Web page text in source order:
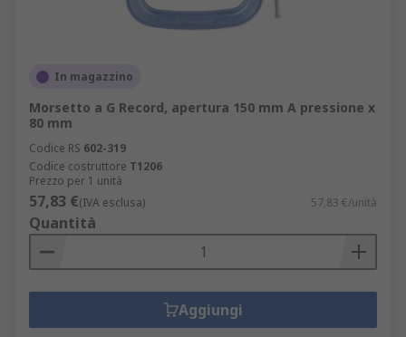
In magazzino
Morsetto a G Record, apertura 150 mm A pressione x
80 mm
Codice RS 602-319
Codice costruttore T1206
Prezzo per 1 unità
57,83 €(IVA esclusa) 57,83 €/unità
Quantità
Aggiungi